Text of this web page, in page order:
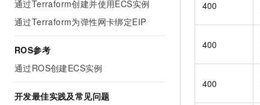
通过Terraform创建并使用ECS实例
通过Terraform为弹性网卡绑定EIP
ROS参考
通过ROS创建ECS实例
开发最佳实践及常见问题
400
400
400